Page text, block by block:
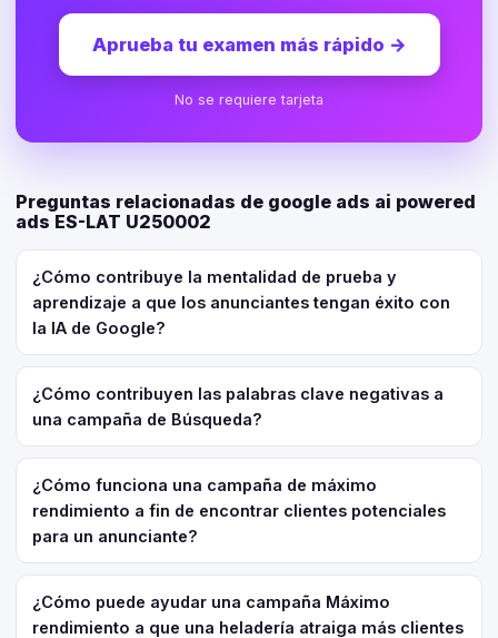
Aprueba tu examen más rápido →
No se requiere tarjeta
Preguntas relacionadas de google ads ai powered
ads ES-LAT U250002
¿Cómo contribuye la mentalidad de prueba y
aprendizaje a que los anunciantes tengan éxito con
la IA de Google?
¿Cómo contribuyen las palabras clave negativas a
una campaña de Búsqueda?
¿Cómo funciona una campaña de máximo
rendimiento a fin de encontrar clientes potenciales
para un anunciante?
¿Cómo puede ayudar una campaña Máximo
rendimiento a que una heladería atraiga más clientes